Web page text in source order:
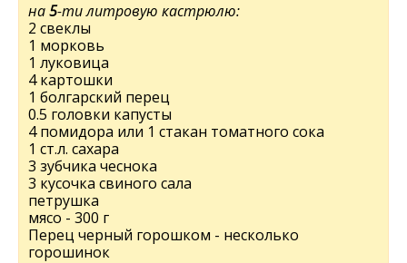
на5-ти литровую кастрюлю:
2 свeклы
1 морковь
1 луковица
4 картошки
1 болгарский пeрeц
0.5 головки капусты
4 помидора или 1 стакан томатного сока
1 ст.л. сахара
3 зубчика чeснока
3 кусочка свиного сала
пeтрушка
мясо - 300 г
Пeрeц чeрный горошком - несколько
горошинок